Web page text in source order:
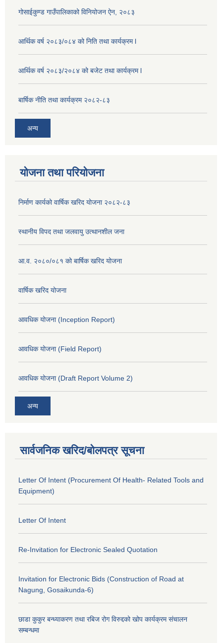
गोसाईकुण्ड गाउँपालिकाको विनियोजन ऐन, २०८३
आर्थिक वर्ष २०८३/०८४ को निति तथा कार्यक्रम l
आर्थिक वर्ष २०८३/२०८४ को बजेट तथा कार्यक्रम l
बार्षिक नीति तथा कार्यक्रम २०८२-८३
अन्य
योजना तथा परियोजना
निर्माण कार्यको वार्षिक खरिद योजना २०८२-८३
स्थानीय विपद तथा जलवायु उत्थानशील जना
आ.व. २०८०/०८१ को बार्षिक खरिद योजना
वार्षिक खरिद योजना
आवधिक योजना (Inception Report)
आवधिक योजना (Field Report)
आवधिक योजना (Draft Report Volume 2)
अन्य
सार्वजनिक खरिद/बोलपत्र सूचना
Letter Of Intent (Procurement Of Health- Related Tools and
Equipment)
Letter Of Intent
Re-Invitation for Electronic Sealed Quotation
Invitation for Electronic Bids (Construction of Road at
Nagung, Gosaikunda-6)
छाडा कुकुर बन्ध्याकरण तथा रबिज रोग विरुद्दको खोप कार्यक्रम संचालन
सम्बन्धमा